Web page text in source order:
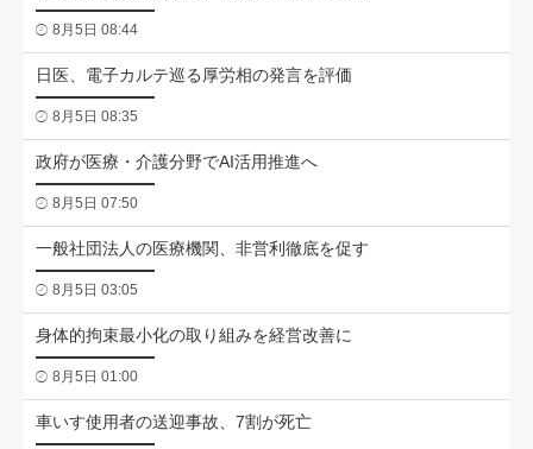
8月5日 08:44
日医、電子カルテ巡る厚労相の発言を評価
8月5日 08:35
政府が医療・介護分野でAI活用推進へ
8月5日 07:50
一般社団法人の医療機関、非営利徹底を促す
8月5日 03:05
身体的拘束最小化の取り組みを経営改善に
8月5日 01:00
車いす使用者の送迎事故、7割が死亡